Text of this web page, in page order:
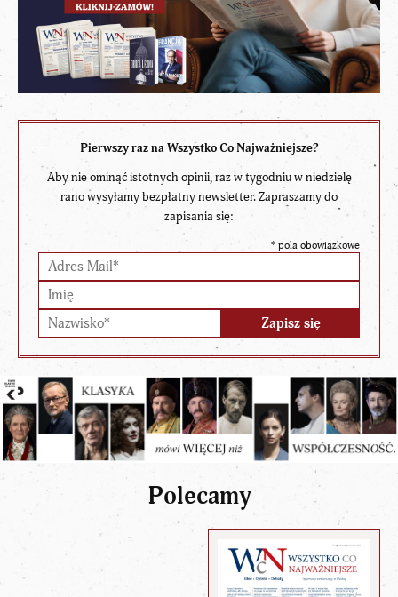
Pierwszy raz na Wszystko Co Najważniejsze?
Aby nie ominąć istotnych opinii, raz w tygodniu w niedzielę
rano wysyłamy bezpłatny newsletter. Zapraszamy do
zapisania się:
* pola obowiązkowe
Polecamy